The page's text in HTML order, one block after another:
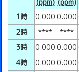
(ppm) (ppm)
1時
0.000 0.000
2時
**** ****
3時
0.000 0.000
4時
0.000 0.000